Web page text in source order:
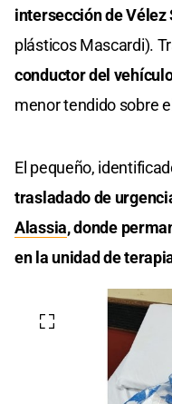
intersección de
plásticos Mascardi).
conductor del
menor tendido sobre
El pequeño,
trasladado de
Alassia, donde
en la unidad de